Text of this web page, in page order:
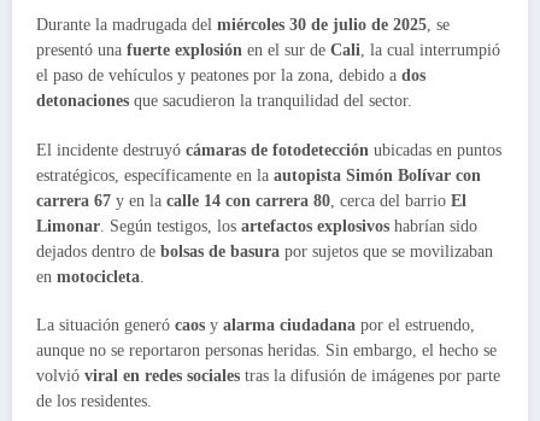
Durante la madrugada del miércoles 30 de julio de 2025, se
presentó una fuerte explosión en el sur de Cali, la cual interrumpió
el paso de vehículos y peatones por la zona, debido a dos
detonaciones que sacudieron la tranquilidad del sector.
El incidente destruyó cámaras de fotodetección ubicadas en puntos
estratégicos, específicamente en la autopista Simón Bolívar con
carrera 67 y en la calle 14 con carrera 80 , cerca del barrio El
Limonar . Según testigos, los artefactos explosivos habrían sido
dejados dentro de bolsas de basura por sujetos que se movilizaban
en motocicleta
La situación generó caos y alarma ciudadana por el estruendo,
aunque no se reportaron personas heridas. Sin embargo, el hecho se
volvió viral en redes sociales tras la difusión de imágenes por parte
de los residentes.